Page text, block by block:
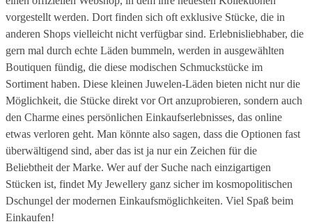
vorgestellt werden. Dort finden sich oft exklusive Stücke, die in
anderen Shops vielleicht nicht verfügbar sind. Erlebnisliebhaber, die
gern mal durch echte Läden bummeln, werden in ausgewählten
Boutiquen fündig, die diese modischen Schmuckstücke im
Sortiment haben. Diese kleinen Juwelen-Läden bieten nicht nur die
Möglichkeit, die Stücke direkt vor Ort anzuprobieren, sondern auch
den Charme eines persönlichen Einkaufserlebnisses, das online
etwas verloren geht. Man könnte also sagen, dass die Optionen fast
überwältigend sind, aber das ist ja nur ein Zeichen für die
Beliebtheit der Marke. Wer auf der Suche nach einzigartigen
Stücken ist, findet My Jewellery ganz sicher im kosmopolitischen
Dschungel der modernen Einkaufsmöglichkeiten. Viel Spaß beim
Einkaufen!